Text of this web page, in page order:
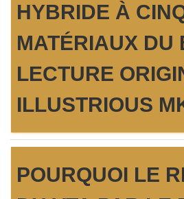
HYBRIDE À
MATÉRIAUX DU
LECTURE
ILLUSTRIOUS
bras de lecture
Illustrious Mk5associe plusieurs
POURQUOI LE